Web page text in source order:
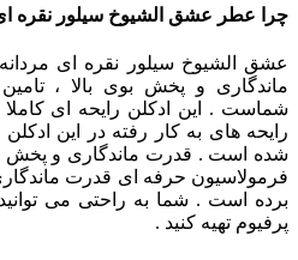
چرا عطر عشق الشیوخ سیلور نقره ای
عشق الشیوخ سیلور نقره ای
ماندگاری و پخش بوی بالا ،
شماست . این ادکلن رایحه ای
رایحه های به کار رفته در این
شده است . قدرت ماندگاری و پخش
فرمولاسیون حرفه ای قدرت
برده است . شما به راحتی می
پرفیوم تهیه کنید .